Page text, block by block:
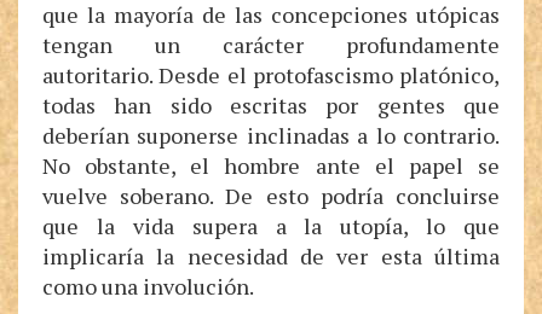
que la mayoría de las concepciones utópicas
tengan un carácter profundamente
autoritario. Desde el protofascismo platónico,
todas han sido escritas por gentes que
deberían suponerse inclinadas a lo contrario.
No obstante, el hombre ante el papel se
vuelve soberano. De esto podría concluirse
que la vida supera a la utopía, lo que
implicaría la necesidad de ver esta última
como una involución.